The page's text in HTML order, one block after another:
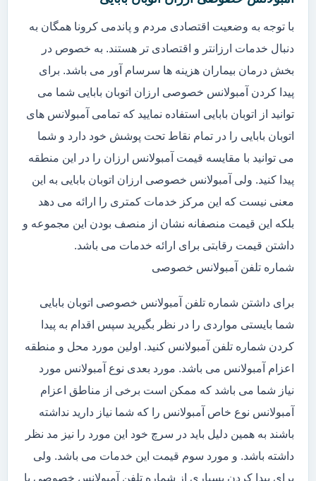
با توجه به وضعیت اقتصادی مردم و پاندمی کرونا همگان به
دنبال خدمات ارزانتر و اقتصادی تر هستند. به خصوص در
بخش درمان بیماران هزینه ها سرسام آور می باشد. برای
پیدا کردن آمبولانس خصوصی ارزان اتوبان بابایی شما می
توانید از اتوبان بابایی استفاده نمایید که تمامی آمبولانس های
اتوبان بابایی را در تمام نقاط تحت پوشش خود دارد و شما
می توانید با مقایسه قیمت آمبولانس ارزان را در این منطقه
پیدا کنید. ولی آمبولانس خصوصی ارزان اتوبان بابایی به این
معنی نیست که این مرکز خدمات کمتری را ارائه می دهد
بلکه این قیمت منصفانه نشان از منصف بودن این مجموعه و
داشتن قیمت رقابتی برای ارائه خدمات می باشد.
شماره تلفن آمبولانس خصوصی
برای داشتن شماره تلفن آمبولانس خصوصی اتوبان بابایی
شما بایستی مواردی را در نظر بگیرید سپس اقدام به پیدا
کردن شماره تلفن آمبولانس کنید. اولین مورد محل و منطقه
اعزام آمبولانس می باشد. مورد بعدی نوع آمبولانس مورد
نیاز شما می باشد که ممکن است برخی از مناطق اعزام
آمبولانس نوع خاص آمبولانس را که شما نیاز دارید نداشته
باشند به همین دلیل باید در سرچ خود این مورد را نیز مد نظر
داشته باشد. و مورد سوم قیمت این خدمات می باشد. ولی
برای پیدا کردن بسیاری از شماره تلفن آمبولانس خصوصی با